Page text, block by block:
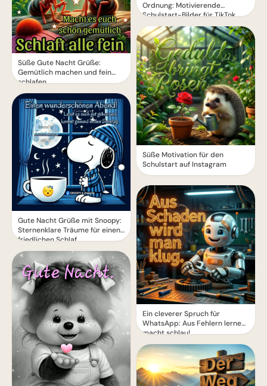
Süße Gute Nacht Grüße:
Gemütlich machen und fein
schlafen
Gute Nacht Grüße mit Snoopy:
Sternenklare Träume für einen
friedlichen Schlaf
Ordnung: Motivierende
Schulstart-Bilder für TikTok
Süße Motivation für den
Schulstart auf Instagram
Ein cleverer Spruch für
WhatsApp: Aus Fehlern lernen
macht schlau!